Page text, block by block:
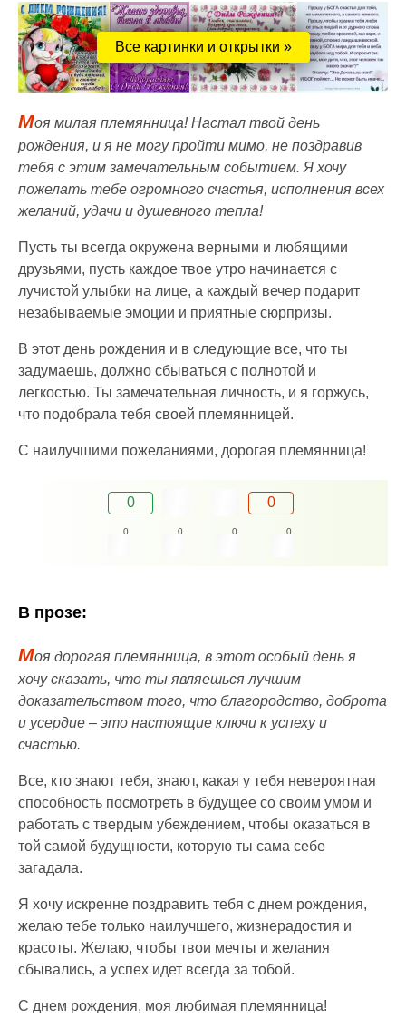
Все картинки и открытки »
Моя милая племянница! Настал твой день
рождения, и я не могу пройти мимо, не поздравив
тебя с этим замечательным событием. Я хочу
пожелать тебе огромного счастья, исполнения всех
желаний, удачи и душевного тепла!
Пусть ты всегда окружена верными и любящими
друзьями, пусть каждое твое утро начинается с
лучистой улыбки на лице, а каждый вечер подарит
незабываемые эмоции и приятные сюрпризы.
В этот день рождения и в следующие все, что ты
задумаешь, должно сбываться с полнотой и
легкостью. Ты замечательная личность, и я горжусь,
что подобрала тебя своей племянницей.
С наилучшими пожеланиями, дорогая племянница!
0 0
0 0 0 0
В прозе:
Моя дорогая племянница, в этот особый день я
хочу сказать, что ты являешься лучшим
доказательством того, что благородство, доброта
и усердие – это настоящие ключи к успеху и
счастью.
Все, кто знают тебя, знают, какая у тебя невероятная
способность посмотреть в будущее со своим умом и
работать с твердым убеждением, чтобы оказаться в
той самой будущности, которую ты сама себе
загадала.
Я хочу искренне поздравить тебя с днем рождения,
желаю тебе только наилучшего, жизнерадостия и
красоты. Желаю, чтобы твои мечты и желания
сбывались, а успех идет всегда за тобой.
С днем рождения, моя любимая племянница!